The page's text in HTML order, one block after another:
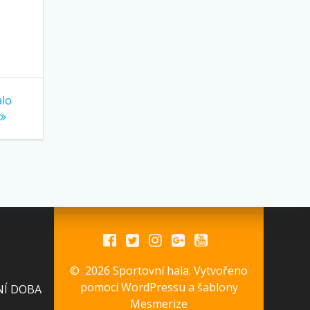
DOBA
© 2026 Sportovní hala. Vytvořeno
pomocí WordPressu a šablony
Mesmerize